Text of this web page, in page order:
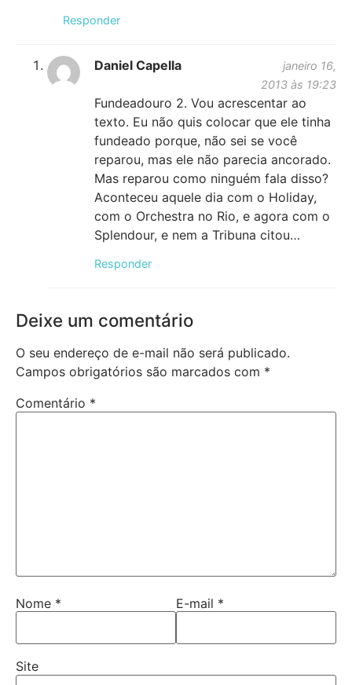
Responder
Daniel Capella
janeiro 16,
2013 às 19:23
Fundeadouro 2. Vou acrescentar ao
texto. Eu não quis colocar que ele tinha
fundeado porque, não sei se você
reparou, mas ele não parecia ancorado.
Mas reparou como ninguém fala disso?
Aconteceu aquele dia com o Holiday,
com o Orchestra no Rio, e agora com o
Splendour, e nem a Tribuna citou…
Responder
Deixe um comentário
O seu endereço de e-mail não será publicado.
Campos obrigatórios são marcados com *
Comentário *
Nome * E-mail *
Site